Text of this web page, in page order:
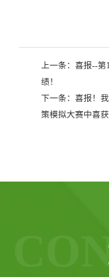
上一条： 喜报--第
绩！
下一条： 喜报！
策模拟大赛中喜获